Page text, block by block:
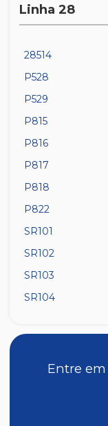
Linha 28
28514
P528
P529
P815
P816
P817
P818
P822
SR101
SR102
SR103
SR104
SR108Entre